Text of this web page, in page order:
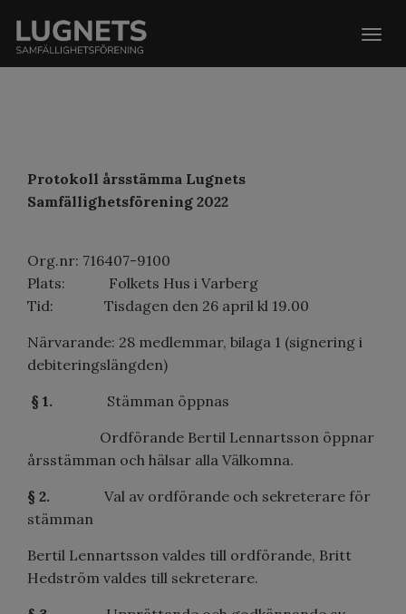
Protokoll årsstämma Lugnets
Samfällighetsförening 2022
Org.nr: 716407-9100
Plats: Folkets Hus i Varberg
Tid: Tisdagen den 26 april kl 19.00
Närvarande: 28 medlemmar, bilaga 1 (signering i
debiteringslängden)
§ 1.
Stämman öppnas
Ordförande Bertil Lennartsson öppnar
årsstämman och hälsar alla Välkomna.
§ 2.
Val av ordförande och sekreterare för
stämman
Bertil Lennartsson valdes till ordförande, Britt
Hedström valdes till sekreterare.